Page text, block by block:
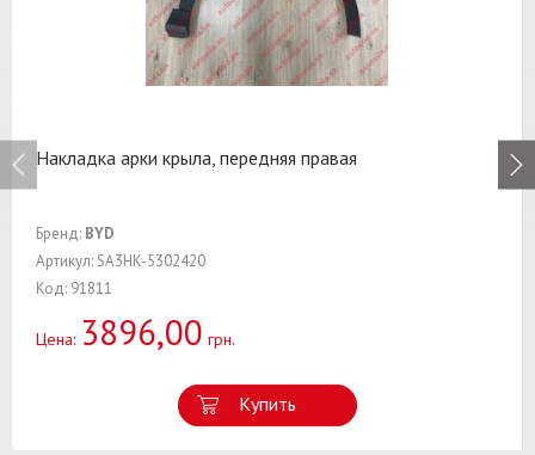
Накладка арки крыла, передняя правая
Бренд: BYD
Артикул: SA3HK-5302420
Код: 91811
Цена: 3896,00 грн.
Купить